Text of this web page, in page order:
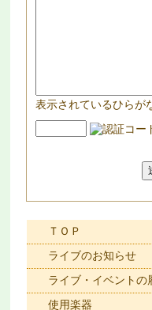
表示されているひらが
ＴＯＰ
ライブのお知らせ
ライブ・イベントの
使用楽器